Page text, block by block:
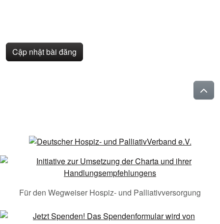
Cập nhật bài đăng
Für den Wegweiser Hospiz- und Palliativversorgung